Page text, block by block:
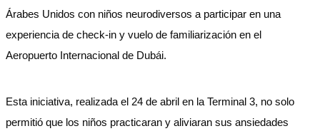
Árabes Unidos con niños neurodiversos a participar en una
experiencia de check-in y vuelo de familiarización en el
Aeropuerto Internacional de Dubái.
Esta iniciativa, realizada el 24 de abril en la Terminal 3, no solo
permitió que los niños practicaran y aliviaran sus ansiedades